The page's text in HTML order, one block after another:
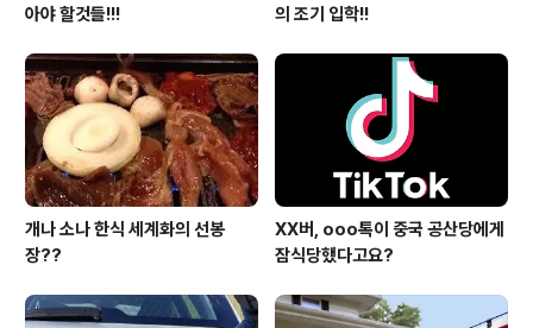
아야 할것들!!!
의 조기 입학!!
개나 소나 한식 세계화의 선봉
장??
XX버, ooo톡이 중국 공산당에게
잠식당했다고요?